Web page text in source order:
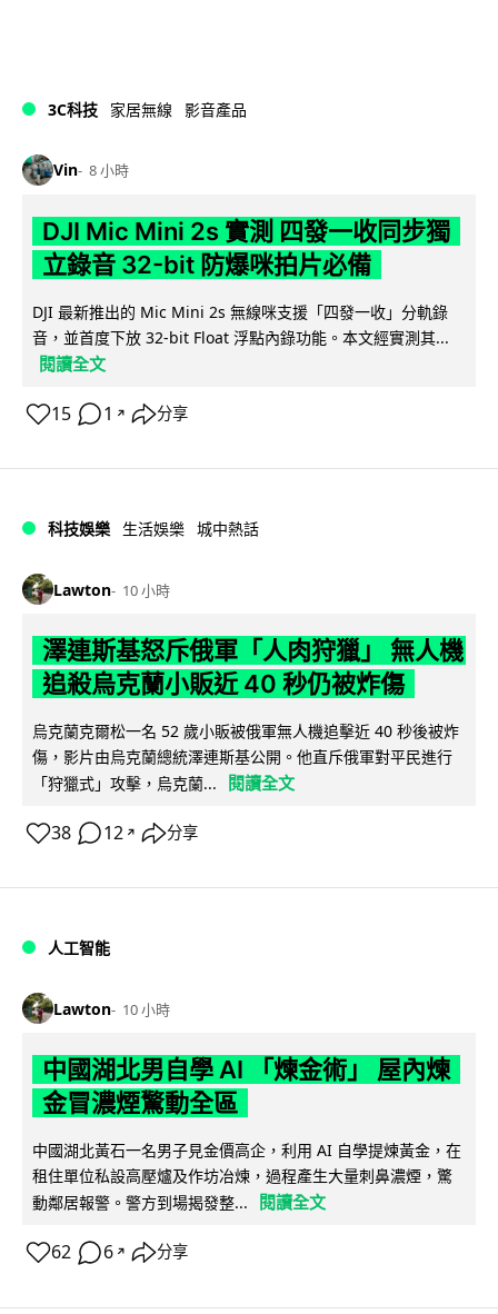
3C科技 家居無線 影音產品
Vin 8 小時
DJI Mic Mini 2s 實測 四發一收同步獨
立錄音 32-bit 防爆咪拍片必備
DJI 最新推出的 Mic Mini 2s 無線咪支援「四發一收」分軌錄
音，並首度下放 32-bit Float 浮點內錄功能。本文經實測其...
閱讀全文
15 1 ↗ 分享
科技娛樂 生活娛樂 城中熱話
Lawton 10 小時
澤連斯基怒斥俄軍「人肉狩獵」 無人機
追殺烏克蘭小販近 40 秒仍被炸傷
烏克蘭克爾松一名 52 歲小販被俄軍無人機追擊近 40 秒後被炸
傷，影片由烏克蘭總統澤連斯基公開。他直斥俄軍對平民進行
「狩獵式」攻擊，烏克蘭...
閱讀全文
38 12 ↗ 分享
人工智能
Lawton 10 小時
中國湖北男自學 AI 「煉金術」 屋內煉
金冒濃煙驚動全區
中國湖北黃石一名男子見金價高企，利用 AI 自學提煉黃金，在
租住單位私設高壓爐及作坊冶煉，過程產生大量刺鼻濃煙，驚
動鄰居報警。警方到場揭發整...
閱讀全文
62 6 ↗ 分享